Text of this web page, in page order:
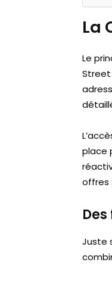
La
Le
Street
place
offres
Juste